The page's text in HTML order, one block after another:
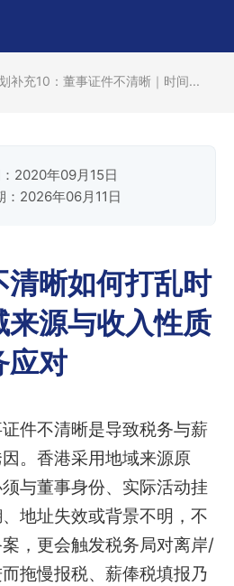
补充10：董事证件不清晰｜时间...
2020年09月15日
：2026年06月11日
晰如何打乱时
来源与收入性质
应对
件不清晰是导致税务与薪
。香港采用地域来源原
与董事身份、实际活动挂
地址失效或背景不明，不
，更会触发税务局对离岸/
拖慢报税、薪俸税填报乃